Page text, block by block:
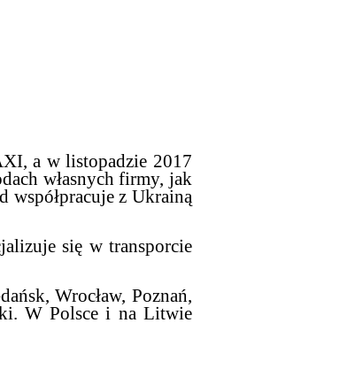
a w listopadzie 2017
własnych firmy, jak
współpracuje z Ukrainą
się w transporcie
Wrocław, Poznań,
W Polsce i na Litwie